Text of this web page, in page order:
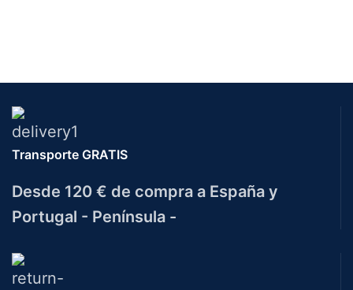
Transporte GRATIS
Desde 120 € de compra a España y
Portugal - Península -